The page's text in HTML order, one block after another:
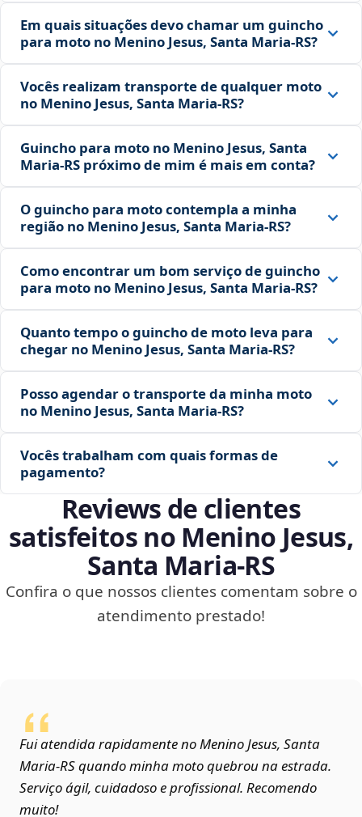
Em quais situações devo chamar um guincho
para moto no Menino Jesus, Santa Maria‑RS?
Vocês realizam transporte de qualquer moto
no Menino Jesus, Santa Maria‑RS?
Guincho para moto no Menino Jesus, Santa
Maria‑RS próximo de mim é mais em conta?
O guincho para moto contempla a minha
região no Menino Jesus, Santa Maria‑RS?
Como encontrar um bom serviço de guincho
para moto no Menino Jesus, Santa Maria‑RS?
Quanto tempo o guincho de moto leva para
chegar no Menino Jesus, Santa Maria‑RS?
Posso agendar o transporte da minha moto
no Menino Jesus, Santa Maria‑RS?
Vocês trabalham com quais formas de
pagamento?
Reviews de clientes
satisfeitos no Menino Jesus,
Santa Maria‑RS
Confira o que nossos clientes comentam sobre o
atendimento prestado!
Fui atendida rapidamente no Menino Jesus, Santa
Maria‑RS quando minha moto quebrou na estrada.
Serviço ágil, cuidadoso e profissional. Recomendo
muito!